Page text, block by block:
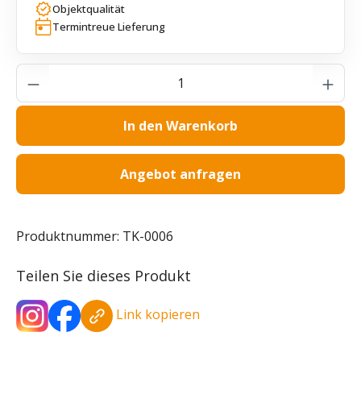
Objektqualität
Termintreue Lieferung
Produkt Anzahl: Gib den gewünschten
In den Warenkorb
Angebot anfragen
Produktnummer: TK-0006
Teilen Sie dieses Produkt
Link kopieren